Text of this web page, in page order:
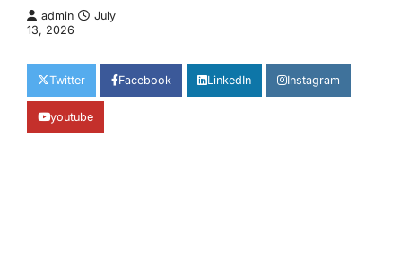
admin
July
13, 2026
Twitter Facebook LinkedIn Instagram
youtube